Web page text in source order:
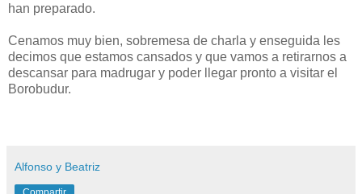
han preparado.
Cenamos muy bien, sobremesa de charla y enseguida les
decimos que estamos cansados y que vamos a retirarnos a
descansar para madrugar y poder llegar pronto a visitar el
Borobudur.
Alfonso y Beatriz